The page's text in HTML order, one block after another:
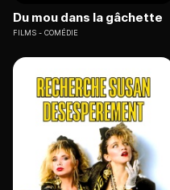
Du mou dans la gâchette
FILMS COMÉDIE